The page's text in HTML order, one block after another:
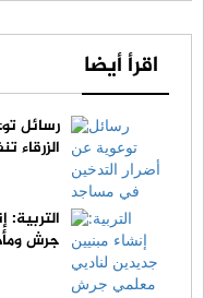
اقرأ أيضا
رسائل
الزرقاء
جرش